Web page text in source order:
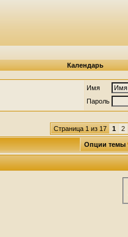
Календарь
Имя
Пароль
Страница 1 из 17 1 2
Опции темы